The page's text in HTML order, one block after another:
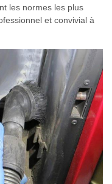
les normes les plus
et convivial à